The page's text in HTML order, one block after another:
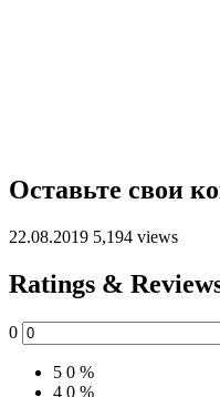
Оставьте свои
22.08.2019 5,194 views
Ratings &
0
5 0 %
4 0 %